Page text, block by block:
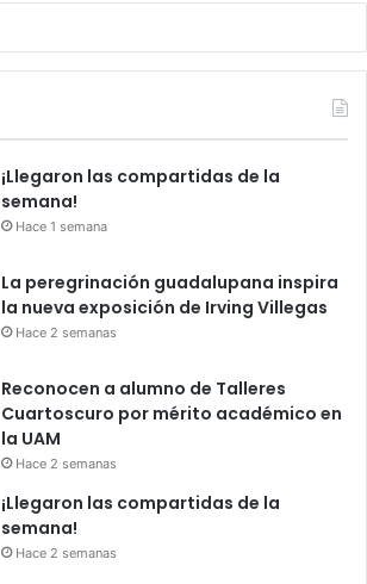
¡Llegaron las compartidas de la
semana!
Hace 1 semana
La peregrinación guadalupana inspira
la nueva exposición de Irving Villegas
Hace 2 semanas
Reconocen a alumno de Talleres
Cuartoscuro por mérito académico en
la UAM
Hace 2 semanas
¡Llegaron las compartidas de la
semana!
Hace 2 semanas